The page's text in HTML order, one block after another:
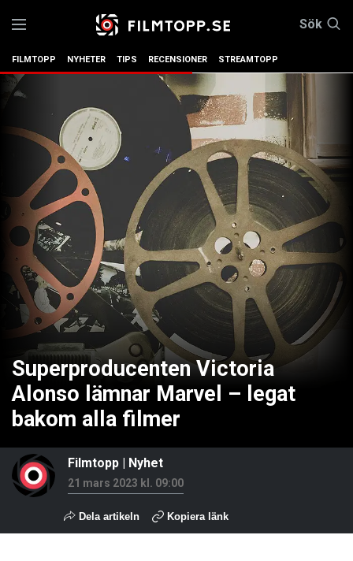
Sök
FILMTOPP NYHETER TIPS RECENSIONER STREAMTOPP
Superproducenten Victoria
Alonso lämnar Marvel – legat
bakom alla filmer
Filmtopp | Nyhet
21 mars 2023 kl. 09:00
Dela artikeln Kopiera länk